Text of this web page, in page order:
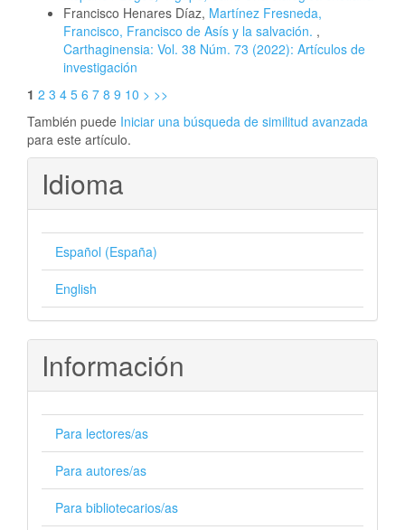
Francisco Henares Díaz, Martínez Fresneda,
Francisco, Francisco de Asís y la salvación. ,
Carthaginensia: Vol. 38 Núm. 73 (2022): Artículos de
investigación
1 2 3 4 5 6 7 8 9 10 > >>
También puede Iniciar una búsqueda de similitud avanzada
para este artículo.
Idioma
Español (España)
English
Información
Para lectores/as
Para autores/as
Para bibliotecarios/as